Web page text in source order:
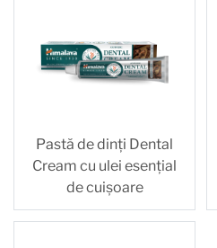
Pastă de dinți Dental
Cream cu ulei esențial
de cuișoare